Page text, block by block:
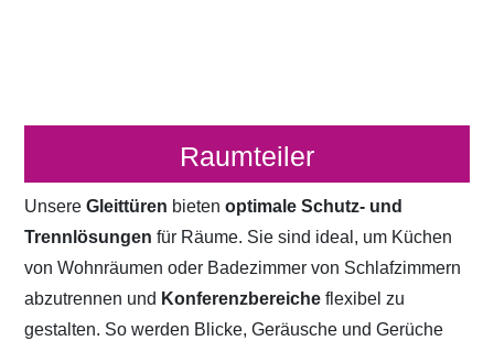
Raumteiler
UnsereGleittüren bietenoptimale Schutz- und
Trennlösungen für Räume. Sie sind ideal, um Küchen
von Wohnräumen oder Badezimmer von Schlafzimmern
abzutrennen und Konferenzbereicheflexibel zu
gestalten. So werden Blicke, Geräusche und Gerüche